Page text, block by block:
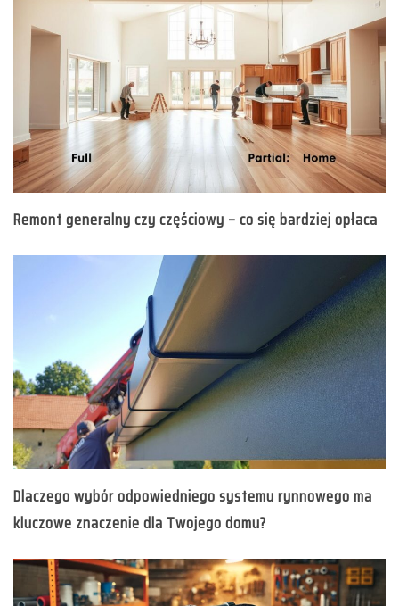
Remont generalny czy częściowy – co się bardziej opłaca
Dlaczego wybór odpowiedniego systemu rynnowego ma
kluczowe znaczenie dla Twojego domu?